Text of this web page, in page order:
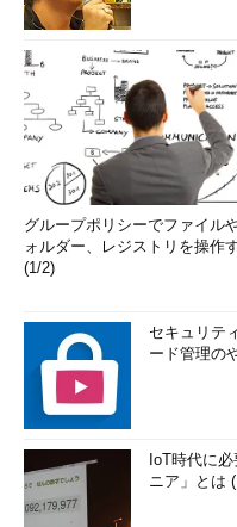
グループポリシーでファイル
ォルダー、レジストリを操作
(1/2)
セキュリテ
ード管理の
IoT時代に
ニア」とは